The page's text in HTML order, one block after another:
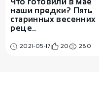
наши предки? Пять
старинных весенних
реце..
2021-05-17 20 280